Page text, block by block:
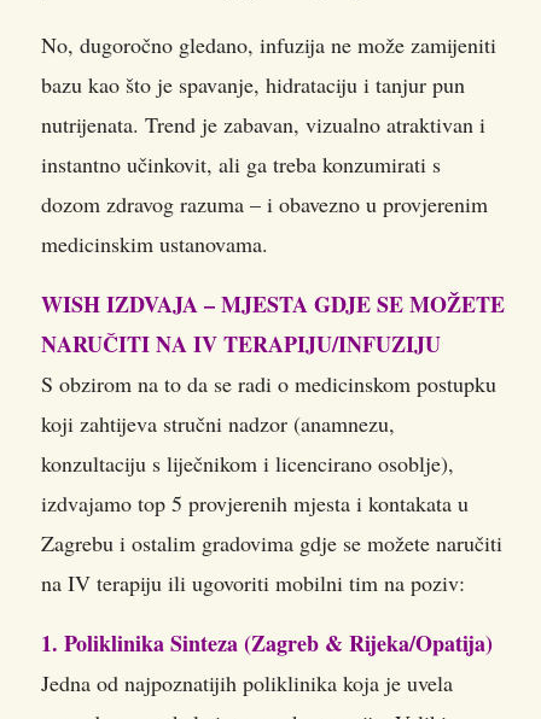
No, dugoročno gledano, infuzija ne može zamijeniti
bazu kao što je spavanje, hidrataciju i tanjur pun
nutrijenata. Trend je zabavan, vizualno atraktivan i
instantno učinkovit, ali ga treba konzumirati s
dozom zdravog razuma – i obavezno u provjerenim
medicinskim ustanovama.
WISH IZDVAJA – MJESTA GDJE SE MOŽETE
NARUČITI NA IV TERAPIJU/INFUZIJU
S obzirom na to da se radi o medicinskom postupku
koji zahtijeva stručni nadzor (anamnezu,
konzultaciju s liječnikom i licencirano osoblje),
izdvajamo top 5 provjerenih mjesta i kontakata u
Zagrebu i ostalim gradovima gdje se možete naručiti
na IV terapiju ili ugovoriti mobilni tim na poziv:
1. Poliklinika Sinteza (Zagreb & Rijeka/Opatija)
Jedna od najpoznatijih poliklinika koja je uvela